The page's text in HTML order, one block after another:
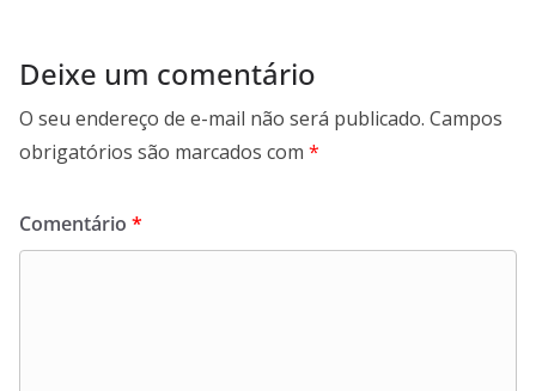
Deixe um comentário
O seu endereço de e-mail não será publicado. Campos
obrigatórios são marcados com *
Comentário *